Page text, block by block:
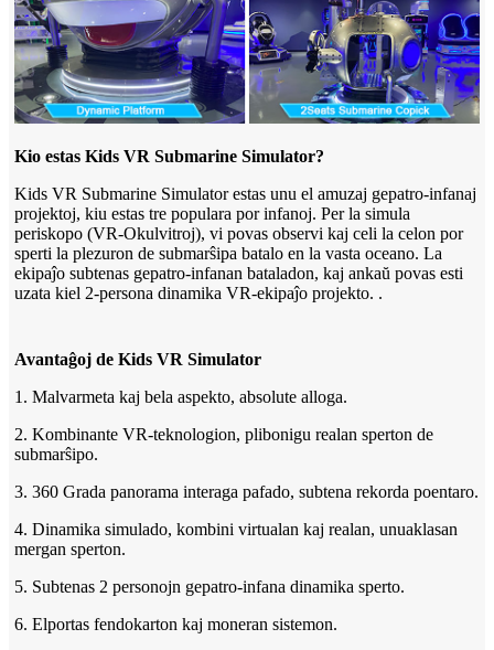
Kio estas Kids VR Submarine Simulator?
Kids VR Submarine Simulator estas unu el amuzaj gepatro-infanaj
projektoj, kiu estas tre populara por infanoj. Per la simula
periskopo (VR-Okulvitroj), vi povas observi kaj celi la celon por
sperti la plezuron de submarŝipa batalo en la vasta oceano. La
ekipaĵo subtenas gepatro-infanan bataladon, kaj ankaŭ povas esti
uzata kiel 2-persona dinamika VR-ekipaĵo projekto. .
Avantaĝoj de Kids VR Simulator
1. Malvarmeta kaj bela aspekto, absolute alloga.
2. Kombinante VR-teknologion, plibonigu realan sperton de
submarŝipo.
3. 360 Grada panorama interaga pafado, subtena rekorda poentaro.
4. Dinamika simulado, kombini virtualan kaj realan, unuaklasan
mergan sperton.
5. Subtenas 2 personojn gepatro-infana dinamika sperto.
6. Elportas fendokarton kaj moneran sistemon.